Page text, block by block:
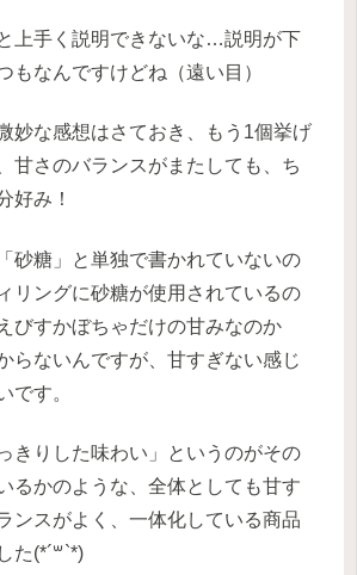
上手く説明できないな…説明が下
もなんですけどね（遠い目）
妙な感想はさておき、もう1個挙げ
甘さのバランスがまたしても、ち
好み！
砂糖」と単独で書かれていないの
リングに砂糖が使用されているの
びすかぼちゃだけの甘みなのか
らないんですが、甘すぎない感じ
です。
きりした味わい」というのがその
るかのような、全体としても甘す
ンスがよく、一体化している商品
た(*´꒳`*)